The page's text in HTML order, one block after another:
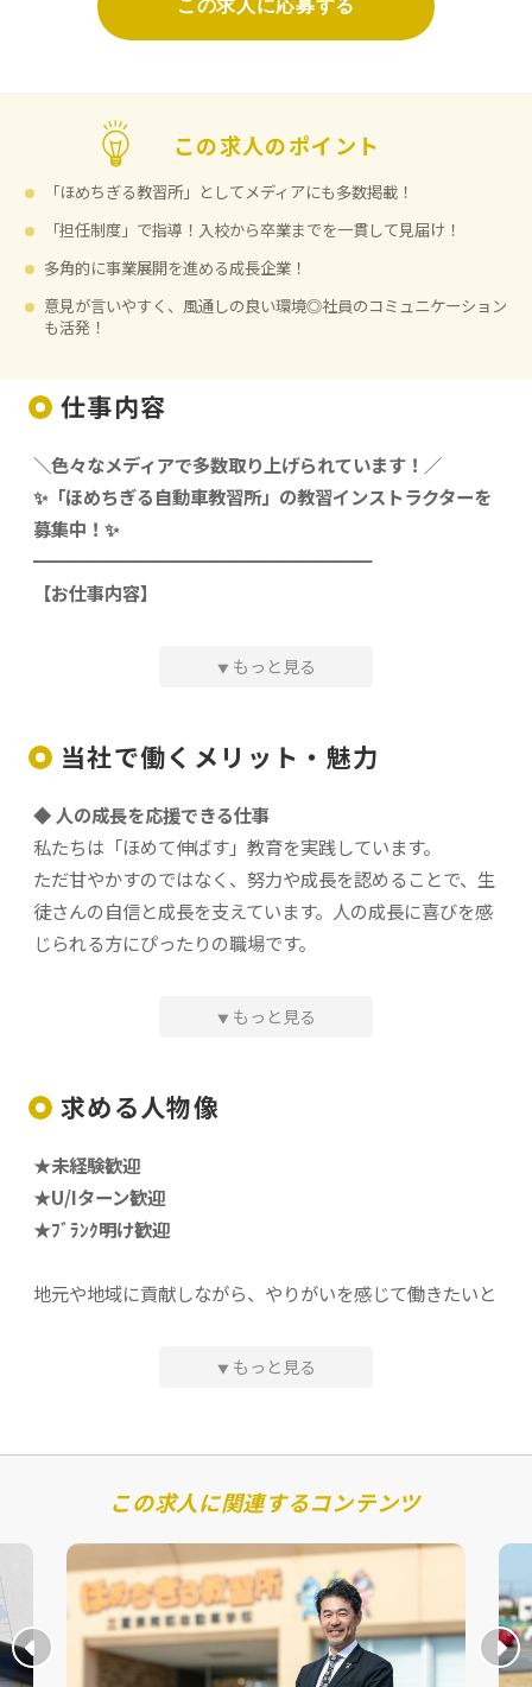
この求人に応募する
この求人のポイント
「ほめちぎる教習所」としてメディアにも多数掲載！
「担任制度」で指導！入校から卒業までを一貫して見届け！
多角的に事業展開を進める成長企業！
意見が言いやすく、風通しの良い環境◎社員のコミュニケーション
も活発！
仕事内容
＼色々なメディアで多数取り上げられています！／
✨「ほめちぎる自動車教習所」の教習インストラクターを
募集中！✨
━━━━━━━━━━━━━━━━━━━
【お仕事内容】
当社が運営する「ほめちぎる教習所伊勢」にて、自動車運
ので、やりがいを持って働けます◎
具体的には
国家資格取得後は、
・教習所内や路上、高速道路での運転指導（技能教
習）
・生徒さんの進捗管理
▼ もっと見る
当社で働くメリット・魅力
◆ 人の成長を応援できる仕事
私たちは「ほめて伸ばす」教育を実践しています。
ただ甘やかすのではなく、努力や成長を認めることで、生
徒さんの自信と成長を支えています。人の成長に喜びを感
じられる方にぴったりの職場です。
◆ 全国的に注目される唯一無二のブランド
む中でも多くの方に選ばれ続けている、業界でも珍しいブ
◆ 生徒一人ひとりと深く関われる
担当制度を導入しており、入所から卒業まで同じ指導員が
生徒の成長を間近で見守り、感謝されるやりがいがありま
織」。
上司から指示されて動くのではなく、一人ひとりが自ら考
え、強みを活かしながら活躍できる環境づくりを進めてい
ます。
◆ 運転技術だけでなく「心」を伝える仕事
私たちが目指しているのは免許取得ではなく、「永遠の安
全」の提供です。
▼ もっと見る
求める人物像
★未経験歓迎
★U/Iターン歓迎
★ﾌﾞﾗﾝｸ明け歓迎
地元や地域に貢献しながら、やりがいを感じて働きたいと
・普通自動車免許（MT免許）
※入社日までに取得していただければ大丈夫です！
歓迎条件・スキル
▼ もっと見る
この求人に関連するコンテンツ